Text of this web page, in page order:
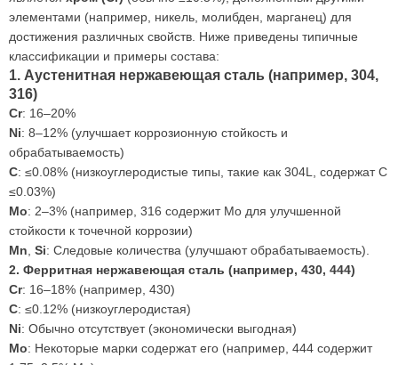
элементами (например, никель, молибден, марганец) для
достижения различных свойств. Ниже приведены типичные
классификации и примеры состава:
1. Аустенитная нержавеющая сталь (например, 304,
316)
Cr: 16–20%
Ni: 8–12% (улучшает коррозионную стойкость и
обрабатываемость)
C: ≤0.08% (низкоуглеродистые типы, такие как 304L, содержат C
≤0.03%)
Mo: 2–3% (например, 316 содержит Mo для улучшенной
стойкости к точечной коррозии)
Mn Si: Следовые количества (улучшают обрабатываемость).
2. Ферритная нержавеющая сталь (например, 430, 444)
Cr: 16–18% (например, 430)
C: ≤0.12% (низкоуглеродистая)
Ni: Обычно отсутствует (экономически выгодная)
Mo: Некоторые марки содержат его (например, 444 содержит